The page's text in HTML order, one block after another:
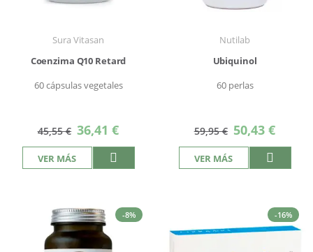
Sura Vitasan
Coenzima Q10 Retard
60 cápsulas vegetales
45,55 € Precio
especial
36,41 €
VER MÁS
Nutilab
Ubiquinol
60 perlas
59,95 € Precio
especial
50,43 €
VER MÁS
-8% -16%